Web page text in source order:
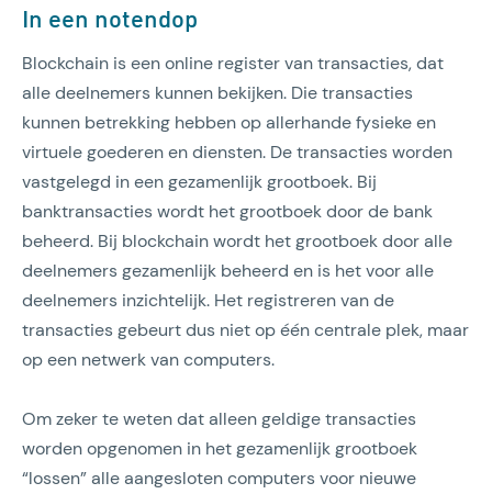
In een notendop
Blockchain is een online register van transacties, dat
alle deelnemers kunnen bekijken. Die transacties
kunnen betrekking hebben op allerhande fysieke en
virtuele goederen en diensten. De transacties worden
vastgelegd in een gezamenlijk grootboek. Bij
banktransacties wordt het grootboek door de bank
beheerd. Bij blockchain wordt het grootboek door alle
deelnemers gezamenlijk beheerd en is het voor alle
deelnemers inzichtelijk. Het registreren van de
transacties gebeurt dus niet op één centrale plek, maar
op een netwerk van computers.
Om zeker te weten dat alleen geldige transacties
worden opgenomen in het gezamenlijk grootboek
“lossen” alle aangesloten computers voor nieuwe